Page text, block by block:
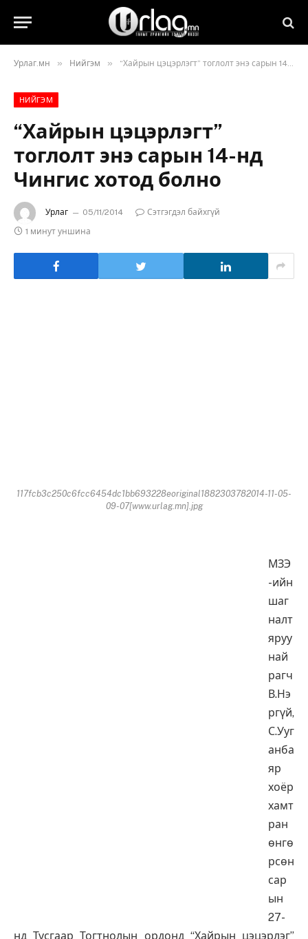
Урлаг.мн » Нийгэм » “Хайрын цэцэрлэгт” тоглолт энэ сарын 14-нд Чингис хотод болно
НИЙГЭМ
“Хайрын цэцэрлэгт”
тоглолт энэ сарын 14-нд
Чингис хотод болно
Урлаг 05/11/2014
Сэтгэгдэл байхгүй
1 минут уншина
117fcb3c250c6fcc6454dc1bb693228eoriginal1882303782014-11-05-
09-07[www.urlag.mn].jpg
МЗЭ
-ийн
шаг
налт
яруу
най
рагч
В.Нэ
ргүй,
С.Ууг
анба
яр
хоёр
хамт
ран
өнгө
рсөн
сар
ын
27-
нд Тусгаар Тогтнолын ордонд “Хайрын цэцэрлэг”